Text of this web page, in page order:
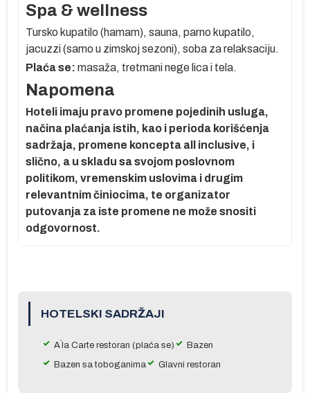
Spa & wellness
Tursko kupatilo (hamam), sauna, parno kupatilo,
jacuzzi (samo u zimskoj sezoni), soba za relaksaciju.
Plaća se: masaža, tretmani nege lica i tela.
Napomena
Hoteli imaju pravo promene pojedinih usluga,
načina plaćanja istih, kao i perioda korišćenja
sadržaja, promene koncepta all inclusive, i
slično, a u skladu sa svojom poslovnom
politikom, vremenskim uslovima i drugim
relevantnim činiocima, te organizator
putovanja za iste promene ne može snositi
odgovornost.
HOTELSKI SADRŽAJI
A`la Carte restoran (plaća se)
Bazen
Bazen sa toboganima
Glavni restoran